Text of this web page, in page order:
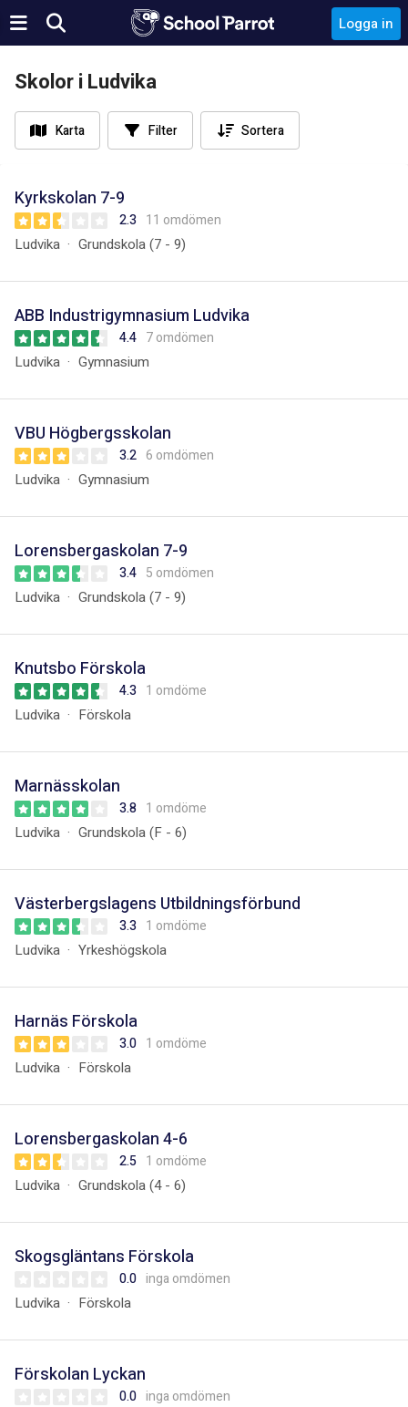
Logga in
Skolor i Ludvika
Karta Filter Sortera
Kyrkskolan 7-9
2.3 11 omdömen
Ludvika Grundskola (7 - 9)
ABB Industrigymnasium Ludvika
4.4 7 omdömen
Ludvika Gymnasium
VBU Högbergsskolan
3.2 6 omdömen
Ludvika Gymnasium
Lorensbergaskolan 7-9
3.4 5 omdömen
Ludvika Grundskola (7 - 9)
Knutsbo Förskola
4.3 1 omdöme
Ludvika Förskola
Marnässkolan
3.8 1 omdöme
Ludvika Grundskola (F - 6)
Västerbergslagens Utbildningsförbund
3.3 1 omdöme
Ludvika Yrkeshögskola
Harnäs Förskola
3.0 1 omdöme
Ludvika Förskola
Lorensbergaskolan 4-6
2.5 1 omdöme
Ludvika Grundskola (4 - 6)
Skogsgläntans Förskola
0.0 inga omdömen
Ludvika Förskola
Förskolan Lyckan
0.0 inga omdömen